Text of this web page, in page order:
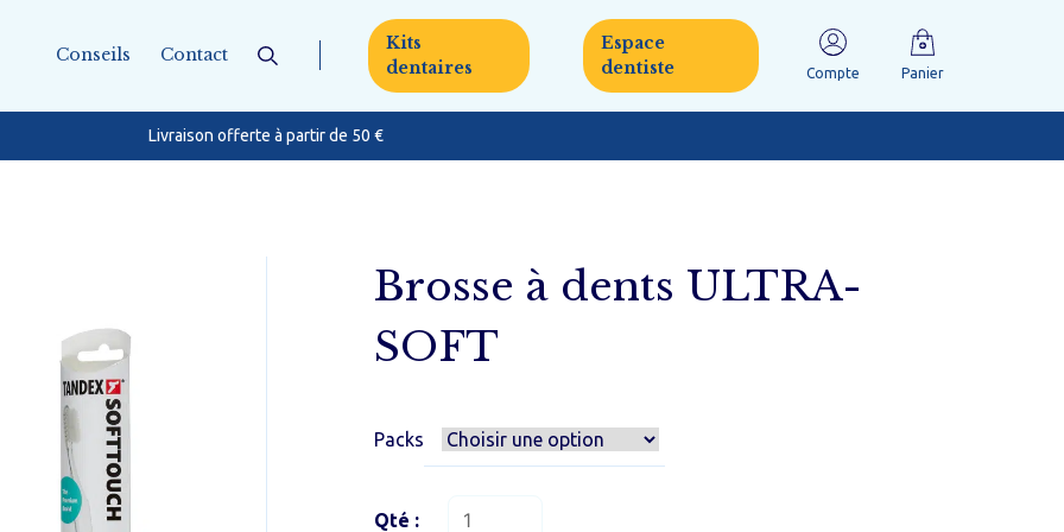
et cure dents
Conseils Contact
Kits
dentaires
Espace
dentiste
Compte Panier
Livraison offerte à partir de 50 €
Brosse à dents ULTRA-
SOFT
Packs
quantité